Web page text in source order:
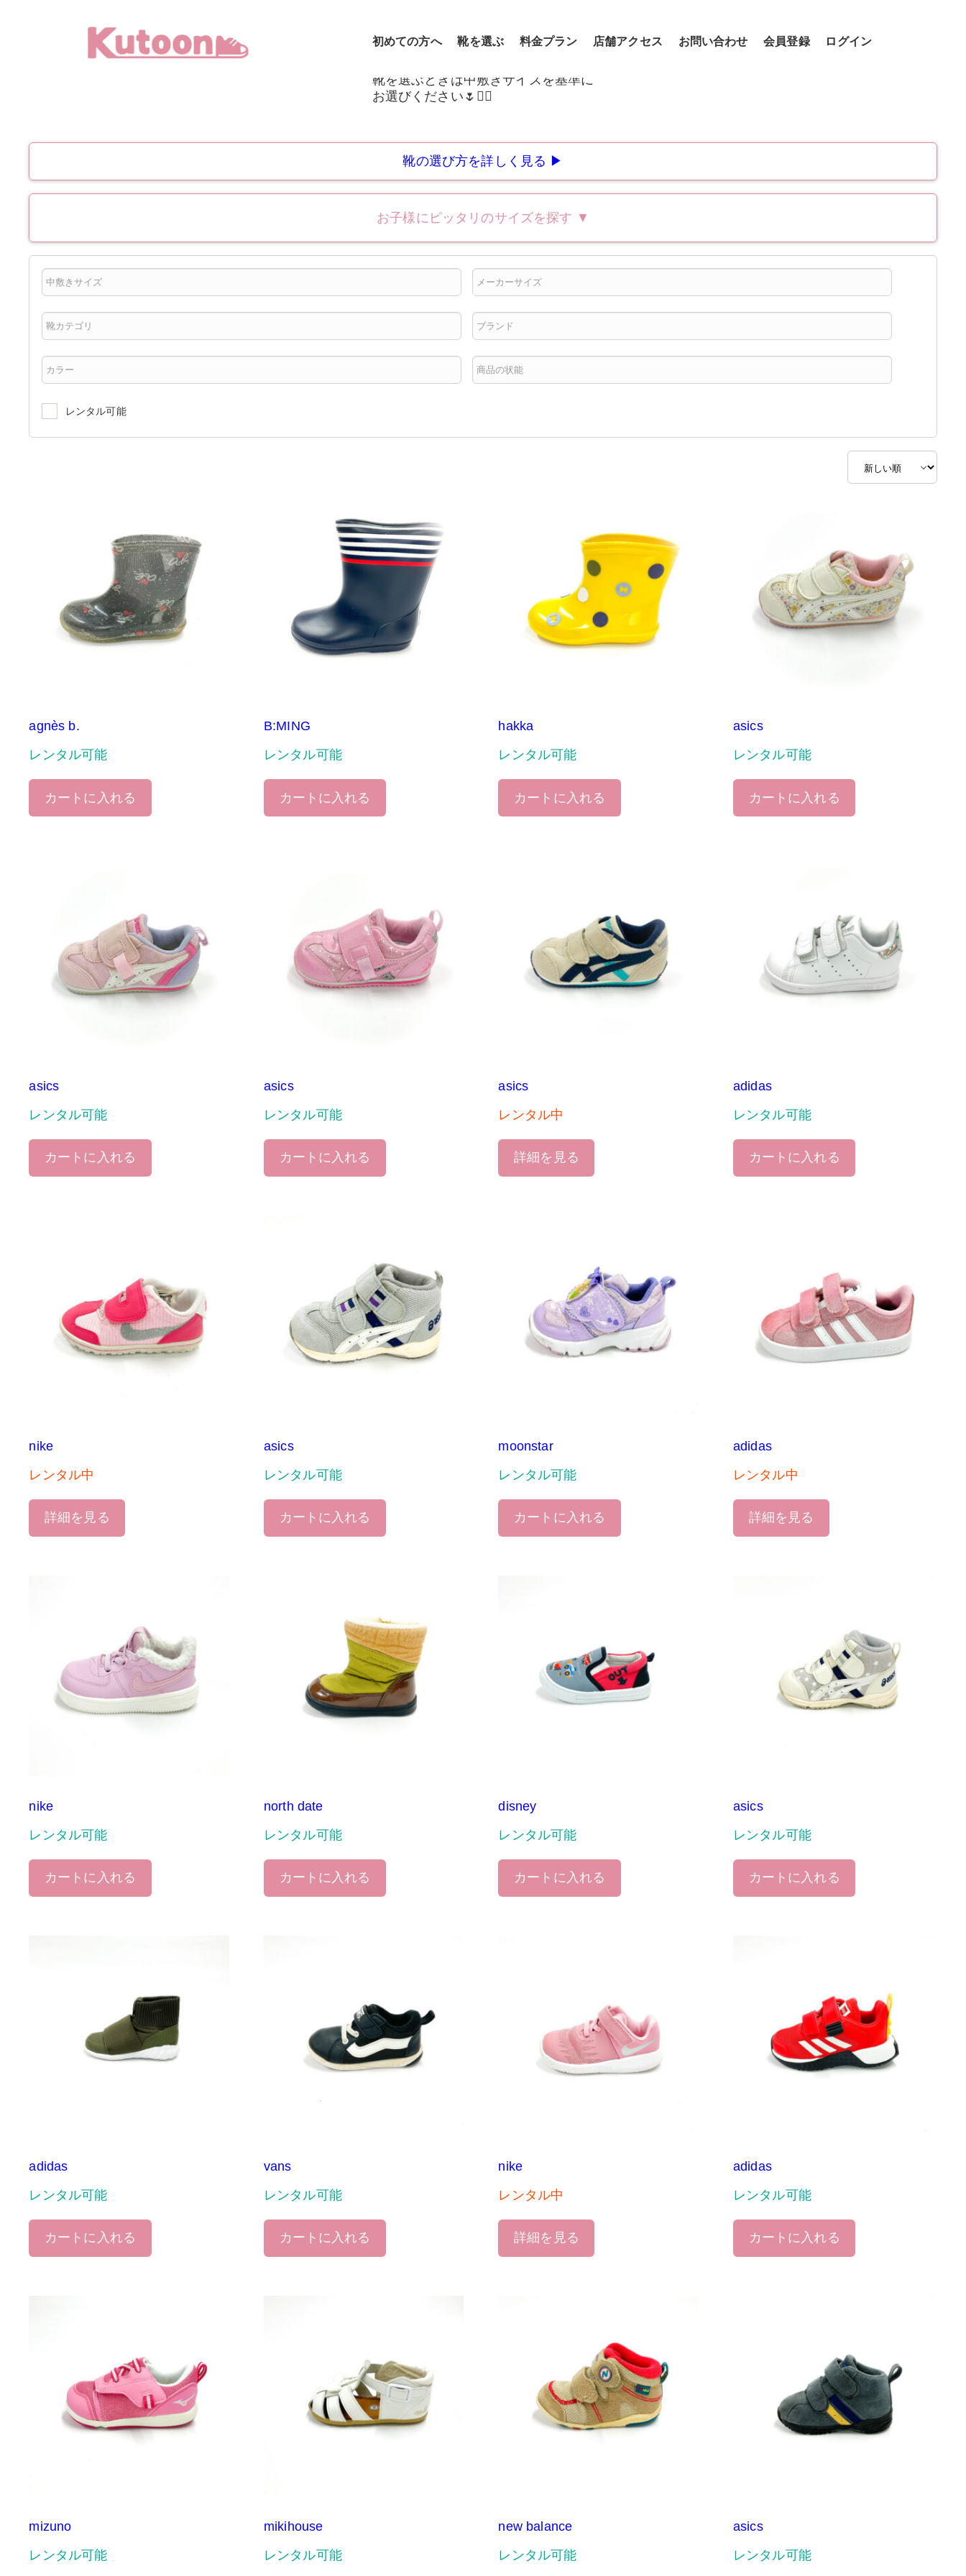
初めての方へ 靴を選ぶ 料金プラン 店舗アクセス お問い合わせ 会員登録 ログイン
靴の選び方を詳しく見る ▶
お子様にピッタリのサイズを探す ▼
レンタル可能
agnès b.
レンタル可能
カートに入れる
B:MING
レンタル可能
カートに入れる
hakka
レンタル可能
カートに入れる
asics
レンタル可能
カートに入れる
asics
レンタル可能
カートに入れる
asics
レンタル可能
カートに入れる
asics
レンタル中
詳細を見る
adidas
レンタル可能
カートに入れる
nike
レンタル中
詳細を見る
asics
レンタル可能
カートに入れる
moonstar
レンタル可能
カートに入れる
adidas
レンタル中
詳細を見る
nike
レンタル可能
カートに入れる
north date
レンタル可能
カートに入れる
disney
レンタル可能
カートに入れる
asics
レンタル可能
カートに入れる
adidas
レンタル可能
カートに入れる
vans
レンタル可能
カートに入れる
nike
レンタル中
詳細を見る
adidas
レンタル可能
カートに入れる
mizuno
レンタル可能
mikihouse
レンタル可能
new balance
レンタル可能
asics
レンタル可能